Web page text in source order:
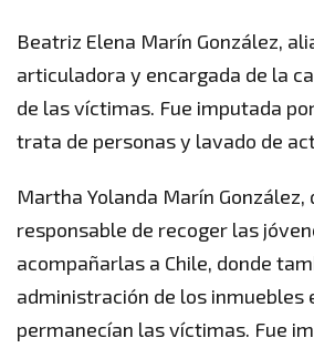
Beatriz Elena Marín González,
articuladora y encargada de la
de las víctimas. Fue imputada
trata de personas y lavado de
Martha Yolanda Marín González,
responsable de recoger las
acompañarlas a Chile, donde
administración de los inmuebles
permanecían las víctimas. Fue